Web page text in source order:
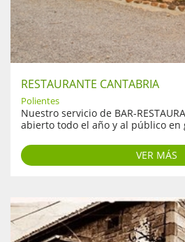
RESTAURANTE CANTABRIA
Polientes
Nuestro servicio de BAR-
abierto todo el año y al público en
VER MÁS